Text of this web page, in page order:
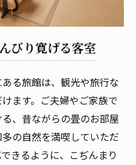
びり寛げる客室
る旅館は、観光や旅行な
ます。ご夫婦やご家族で
、昔ながらの畳のお部屋
の自然を満喫していただ
きるように、こぢんまり